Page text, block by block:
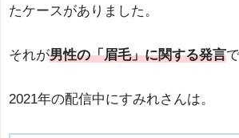
たケースがありました。
それが男性の「眉毛」に関する発言
2021年の配信中にすみれさんは。